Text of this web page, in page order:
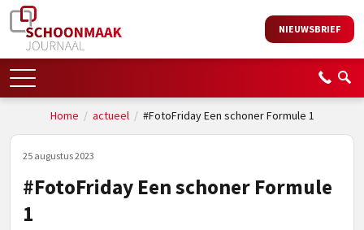
NIEUWSBRIEF
Home / actueel/ #FotoFriday Een schoner Formule 1
25 augustus 2023
#FotoFriday Een schoner Formule
1